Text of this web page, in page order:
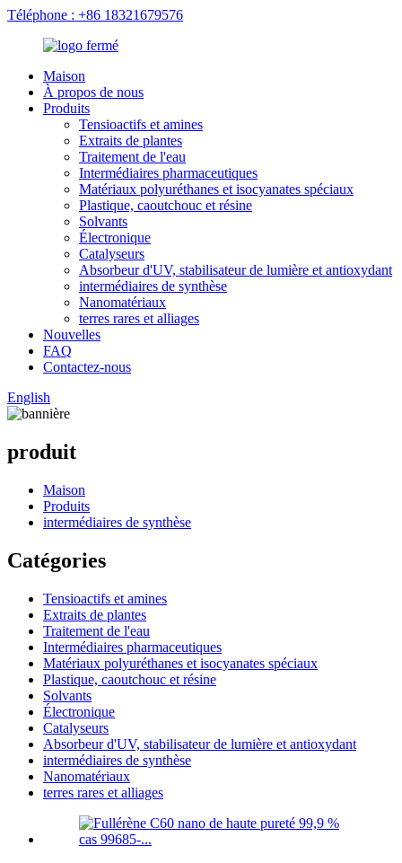
Téléphone : +86 18321679576
Maison
À propos de nous
Produits
Tensioactifs et amines
Extraits de plantes
Traitement de l'eau
Intermédiaires pharmaceutiques
Matériaux polyuréthanes et isocyanates spéciaux
Plastique, caoutchouc et résine
Solvants
Électronique
Catalyseurs
Absorbeur d'UV, stabilisateur de lumière et antioxydant
intermédiaires de synthèse
Nanomatériaux
terres rares et alliages
Nouvelles
FAQ
Contactez-nous
English
produit
Maison
Produits
intermédiaires de synthèse
Catégories
Tensioactifs et amines
Extraits de plantes
Traitement de l'eau
Intermédiaires pharmaceutiques
Matériaux polyuréthanes et isocyanates spéciaux
Plastique, caoutchouc et résine
Solvants
Électronique
Catalyseurs
Absorbeur d'UV, stabilisateur de lumière et antioxydant
intermédiaires de synthèse
Nanomatériaux
terres rares et alliages